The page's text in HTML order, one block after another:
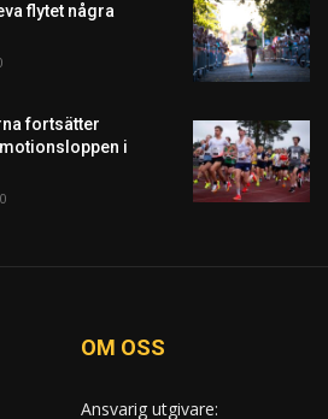
flytet några
fortsätter
i
OM OSS
Ansvarig utgivare: